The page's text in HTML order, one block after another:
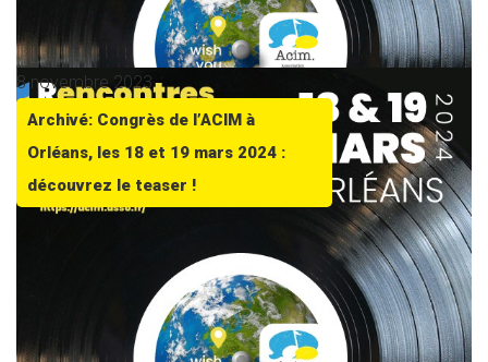
8 novembre 2023
Archivé: Congrès de l’ACIM à
Orléans, les 18 et 19 mars 2024 :
découvrez le teaser !